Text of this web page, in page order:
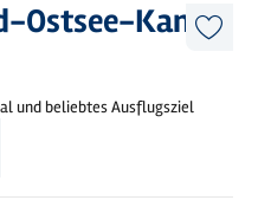
Ostsee-Kanal
und beliebtes Ausflugsziel